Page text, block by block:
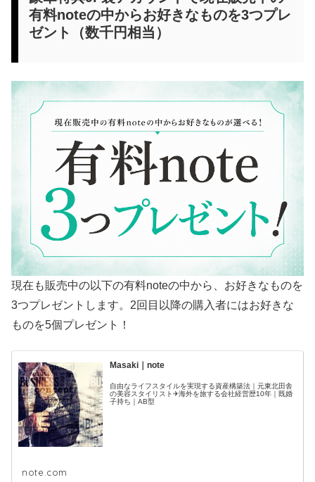
有料noteの中からお好きなものを3つプレ
ゼント（数千円相当）
現在も販売中の以下の有料noteの中から、お好きなものを
3つプレゼントします。2回目以降の購入者にはお好きな
ものを5個プレゼント！
Masaki｜note
自由なライフスタイルを実現する資産構築法｜元東北田舎
の美容スタイリスト✈海外を旅する会社経営歴10年｜既婚
子持ち｜AB型
note.com